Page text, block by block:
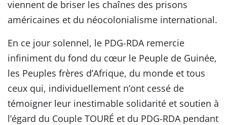
viennent de briser les chaînes des prisons
américaines et du néocolonialisme international.
En ce jour solennel, le PDG-RDA remercie
infiniment du fond du cœur le Peuple de Guinée,
les Peuples frères d’Afrique, du monde et tous
ceux qui, individuellement n’ont cessé de
témoigner leur inestimable solidarité et soutien à
l’égard du Couple TOURÉ et du PDG-RDA pendant